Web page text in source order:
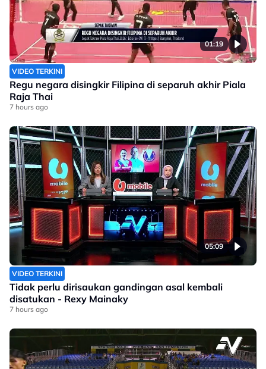
01:19
VIDEO TERKINI
Regu negara disingkir Filipina di separuh akhir Piala
Raja Thai
7 hours ago
05:09
VIDEO TERKINI
Tidak perlu dirisaukan gandingan asal kembali
disatukan - Rexy Mainaky
7 hours ago